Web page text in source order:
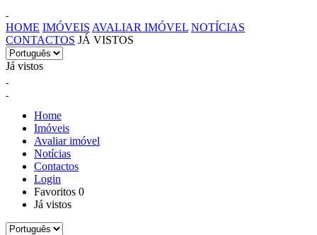
HOME IMÓVEIS AVALIAR IMÓVEL NOTÍCIAS
CONTACTOS JÁ VISTOS
Já vistos
Home
Imóveis
Avaliar imóvel
Notícias
Contactos
Login
Favoritos 0
Já vistos